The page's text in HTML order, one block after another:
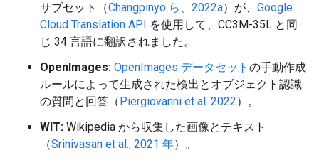
サブセット（Changpinyo ら、2022a）が、 Google
Cloud Translation API を使用して、CC3M-35L と同
じ 34 言語に翻訳されました。
OpenImages: OpenImages データセット の手動作成
ルールによって生成された検出とオブジェクト認識
の質問と回答（Piergiovanni et al. 2022）。
WIT: Wikipedia から収集した画像とテキスト
（Srinivasan et al., 2021 年）。